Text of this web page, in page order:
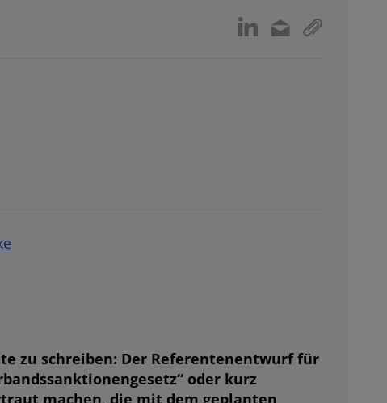
zu schreiben: Der Referentenentwurf für
oder kurz
machen, die mit dem geplanten